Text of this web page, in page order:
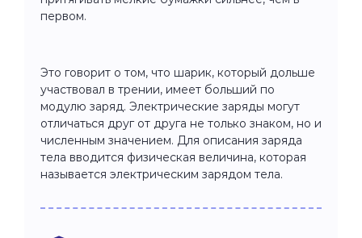
первом.
Это говорит о том, что шарик, который дольше
участвовал в трении, имеет больший по
модулю заряд. Электрические заряды могут
отличаться друг от друга не только знаком, но и
численным значением. Для описания заряда
тела вводится физическая величина, которая
называется электрическим зарядом тела.